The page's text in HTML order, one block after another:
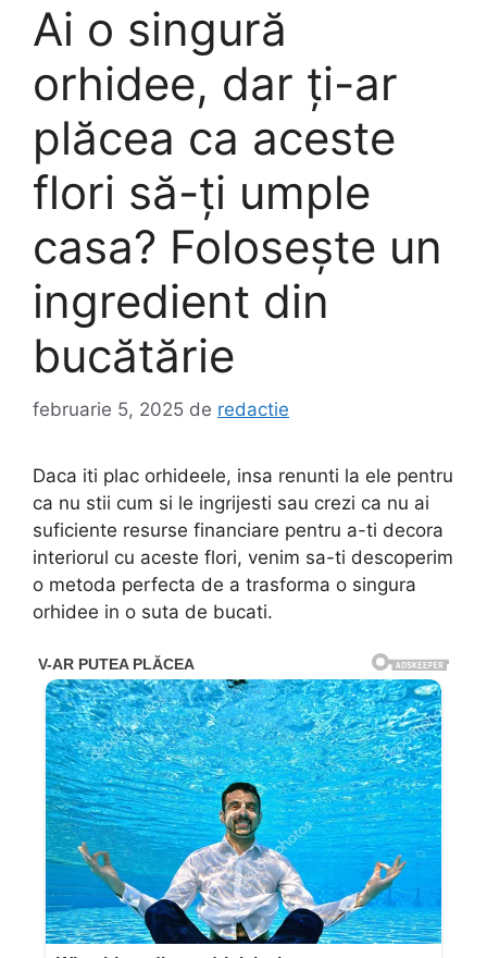
Ai o singură
orhidee, dar ți-ar
plăcea ca aceste
flori să-ți umple
casa? Folosește un
ingredient din
bucătărie
februarie 5, 2025 de redactie
Daca iti plac orhideele, insa renunti la ele pentru
ca nu stii cum si le ingrijesti sau crezi ca nu ai
suficiente resurse financiare pentru a-ti decora
interiorul cu aceste flori, venim sa-ti descoperim
o metoda perfecta de a trasforma o singura
orhidee in o suta de bucati.